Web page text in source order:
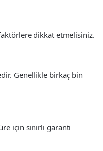
dikkat etmelisiniz.
Genellikle birkaç bin
için sınırlı garanti